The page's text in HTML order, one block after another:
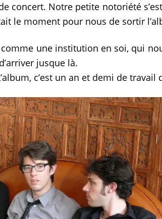
concert. Notre petite notoriété
le moment pour nous de sortir
une institution en soi, qui
jusque là.
c’est un an et demi de